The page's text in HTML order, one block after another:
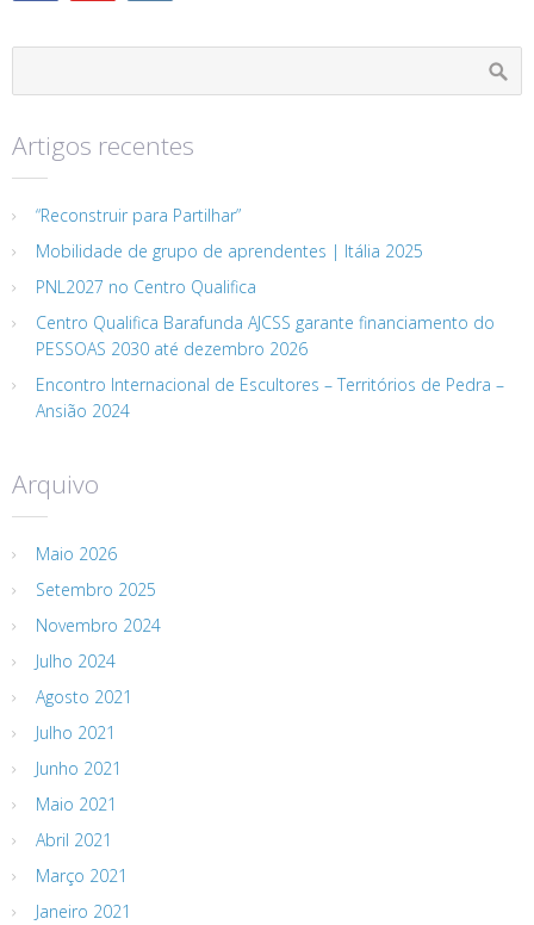
Artigos recentes
“Reconstruir para Partilhar”
Mobilidade de grupo de aprendentes | Itália 2025
PNL2027 no Centro Qualifica
Centro Qualifica Barafunda AJCSS garante financiamento do
PESSOAS 2030 até dezembro 2026
Encontro Internacional de Escultores – Territórios de Pedra –
Ansião 2024
Arquivo
Maio 2026
Setembro 2025
Novembro 2024
Julho 2024
Agosto 2021
Julho 2021
Junho 2021
Maio 2021
Abril 2021
Março 2021
Janeiro 2021